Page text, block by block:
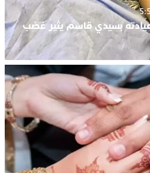
بسيدي قاسم يثير غضب